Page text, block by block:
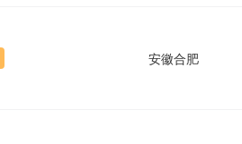
安徽合肥